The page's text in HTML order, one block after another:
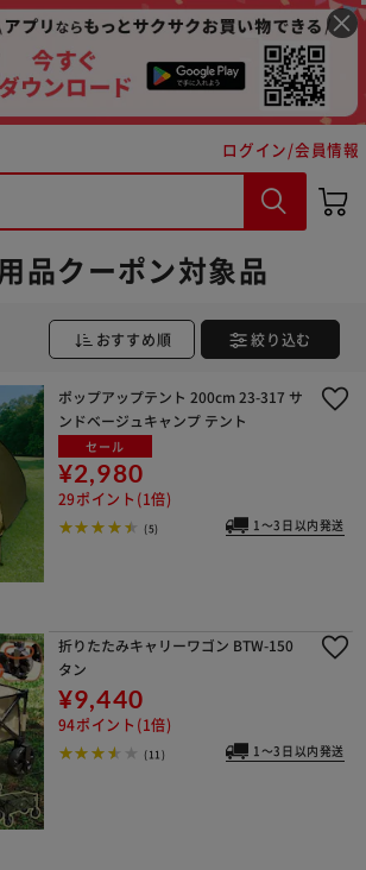
ログイン/会員情報
品クーポン対象品
おすすめ順 絞り込む
ポップアップテント 200cm 23-317 サ
ンドベージュキャンプ テント
セール
¥2,980
29ポイント(1倍)
(5) 1～3日以内発送
折りたたみキャリーワゴン BTW-150
タン
¥9,440
94ポイント(1倍)
(11) 1～3日以内発送
さい
れる